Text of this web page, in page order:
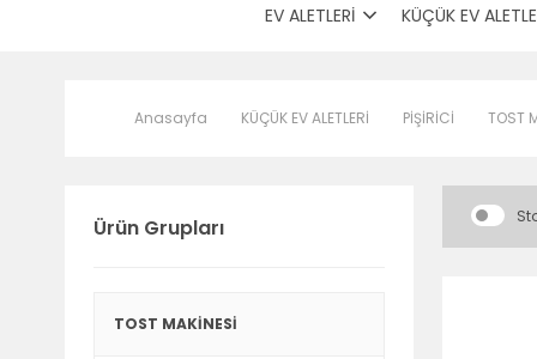
EV ALETLERİ KÜÇÜK EV
Anasayfa KÜÇÜK EV ALETLERİ PİŞİRİCİ TOST
Ürün Grupları
TOST MAKİNESİ